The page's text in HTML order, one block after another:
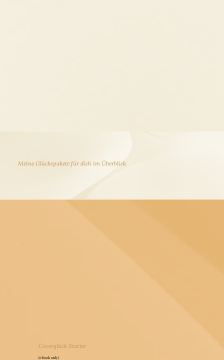
Coverglück Starter
(eBook only)
Meine Glückspakete für dich im Überblick